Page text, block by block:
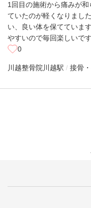
1回目の施術から痛みが
ていたのが軽くなりまし
い、良い体を保てていま
やすいので毎回楽しいです
0
川越整骨院 川越駅 接骨